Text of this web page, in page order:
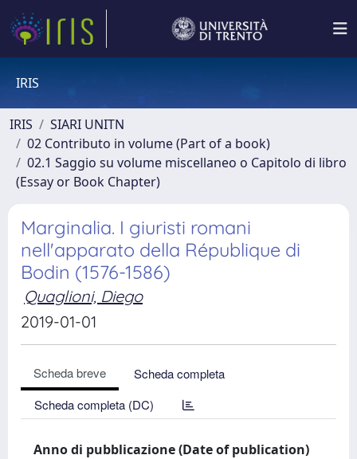
IRIS
IRIS
SIARI UNITN
02 Contributo in volume (Part of a book)
02.1 Saggio su volume miscellaneo o Capitolo di libro
(Essay or Book Chapter)
Marginalia. I giuristi romani
nell'apparato della République di
Bodin (1576-1586)
Quaglioni, Diego
2019-01-01
Scheda breve
Scheda completa
Scheda completa (DC)
Anno di pubblicazione (Date of publication)